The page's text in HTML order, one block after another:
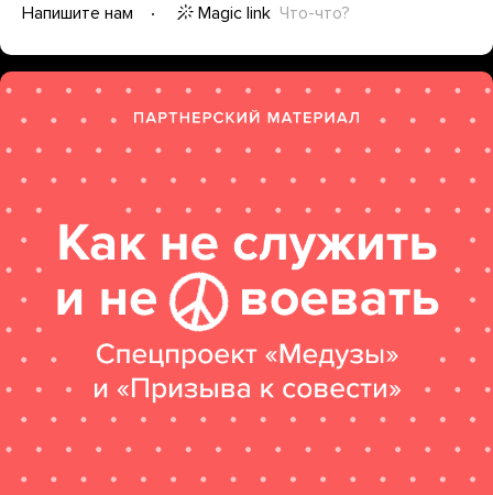
Напишите нам
Magic link Что-что?